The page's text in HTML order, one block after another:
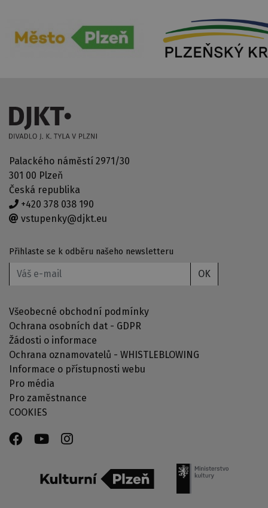
Palackého náměstí 2971/30
301 00 Plzeň
Česká republika
+420 378 038 190
vstupenky@djkt.eu
Přihlaste se k odběru našeho newsletteru
OK
Všeobecné obchodní podmínky
Ochrana osobních dat - GDPR
Žádosti o informace
Ochrana oznamovatelů - WHISTLEBLOWING
Informace o přístupnosti webu
Pro média
Pro zaměstnance
COOKIES